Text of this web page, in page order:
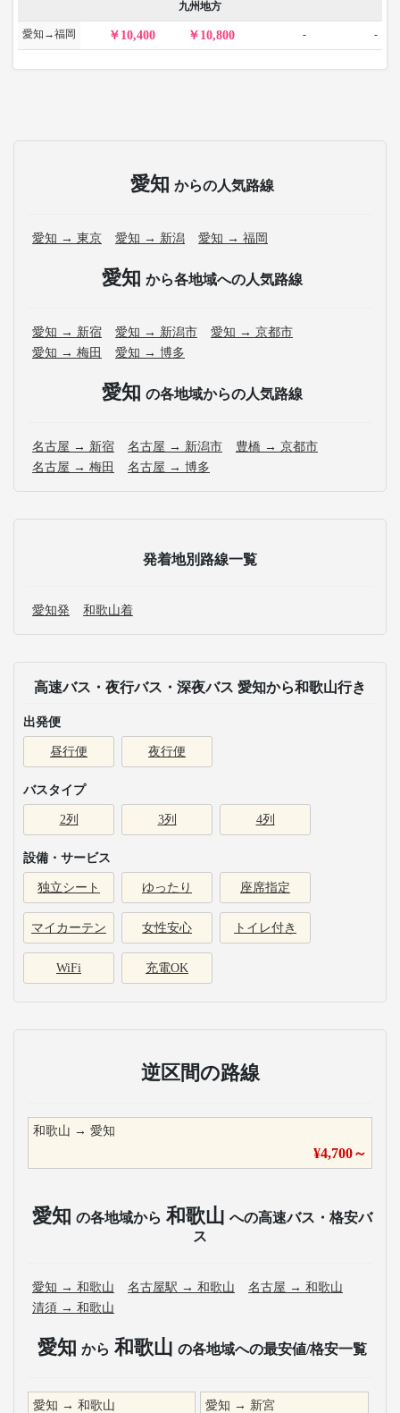
九州地方
愛知→福岡 10,400 10,800 - -
愛知 からの人気路線
愛知 → 東京 愛知 → 新潟 愛知 → 福岡
愛知 から各地域への人気路線
愛知 → 新宿 愛知 → 新潟市
愛知 → 京都市
愛知 → 梅田
愛知 → 博多
愛知 の各地域からの人気路線
名古屋 → 新宿 名古屋 → 新潟市
豊橋 → 京都市
名古屋 → 梅田
名古屋 → 博多
発着地別路線一覧
愛知発 和歌山着
高速バス・夜行バス・深夜バス 愛知から和歌山行き
出発便
昼行便 夜行便
バスタイプ
2列 3列 4列
設備・サービス
独立シート ゆったり 座席指定
マイカーテン 女性安心 トイレ付き
WiFi 充電OK
逆区間の路線
和歌山 → 愛知
¥4,700～
愛知 の各地域から 和歌山 への高速バス・格安バ
ス
愛知 → 和歌山 名古屋駅 → 和歌山 名古屋 → 和歌山
清須 → 和歌山
愛知 から 和歌山 の各地域への最安値/格安一覧
愛知 → 和歌山 愛知 → 新宮